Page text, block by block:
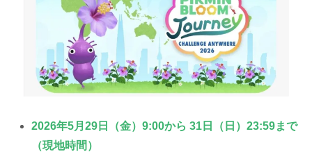
2026年5月29日（金）9:00から 31日（日）23:59まで
（現地時間）